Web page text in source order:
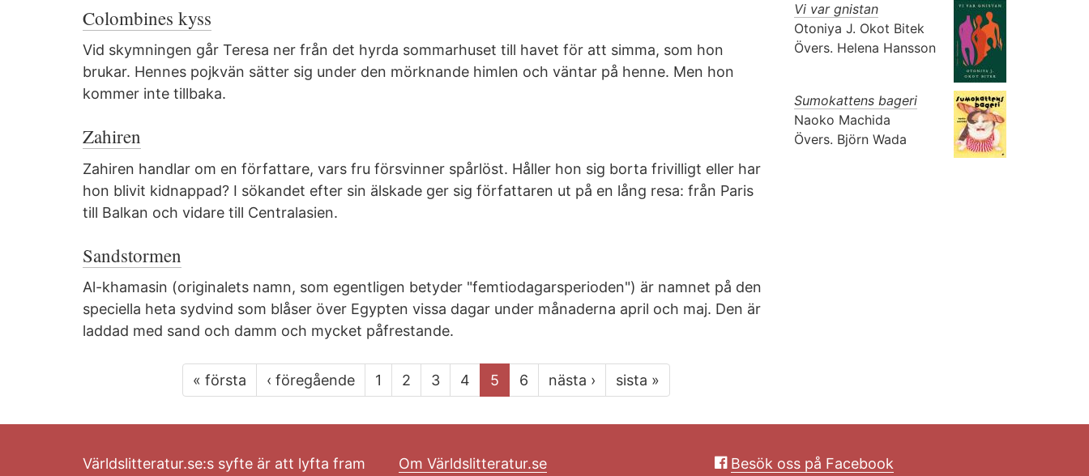
Colombines kyss
Vid skymningen går Teresa ner från det hyrda sommarhuset till havet för att simma, som hon
brukar. Hennes pojkvän sätter sig under den mörknande himlen och väntar på henne. Men hon
kommer inte tillbaka.
Zahiren
Zahiren handlar om en författare, vars fru försvinner spårlöst. Håller hon sig borta frivilligt eller har
hon blivit kidnappad? I sökandet efter sin älskade ger sig författaren ut på en lång resa: från Paris
till Balkan och vidare till Centralasien.
Sandstormen
Al-khamasin (originalets namn, som egentligen betyder "femtiodagarsperioden") är namnet på den
speciella heta sydvind som blåser över Egypten vissa dagar under månaderna april och maj. Den är
laddad med sand och damm och mycket påfrestande.
« första ‹ föregående 1 2 3 4 5 6 nästa › sista »
Vi var gnistan
Otoniya J. Okot Bitek
Övers. Helena Hansson
Sumokattens bageri
Naoko Machida
Övers. Björn Wada
Världslitteratur.se:s syfte är att lyfta fram Om Världslitteratur.se Besök oss på Facebook